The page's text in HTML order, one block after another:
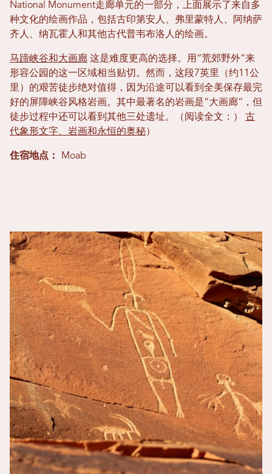
National Monument走廊单元的一部分，上面展示了来自多
种文化的绘画作品，包括古印第安人、弗里蒙特人、阿纳萨
齐人、纳瓦霍人和其他古代普韦布洛人的绘画。
马蹄峡谷和大画廊 这是难度更高的选择。用“荒郊野外”来
形容公园的这一区域相当贴切。然而，这段7英里（约11公
里）的艰苦徒步绝对值得，因为沿途可以看到全美保存最完
好的屏障峡谷风格岩画。其中最著名的岩画是“大画廊”，但
徒步过程中还可以看到其他三处遗址。（阅读全文：） 古
代象形文字、岩画和永恒的奥秘）
住宿地点： Moab